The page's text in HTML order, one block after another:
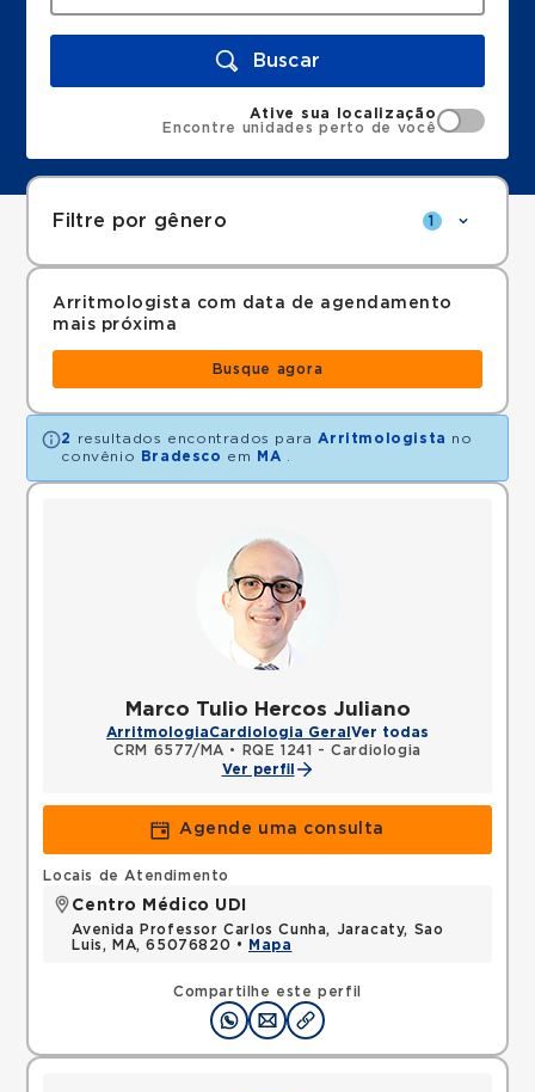
Buscar
Ative sua localização
Encontre unidades perto de você
Filtre por gênero 1
Arritmologista com data de agendamento
mais próxima
Busque agora
2 resultados encontrados para Arritmologista no
convênio
Bradesco em MA
Marco Tulio Hercos Juliano
ArritmologiaCardiologia Geral Ver todas
CRM 6577/MA •
RQE 1241 - Cardiologia
Ver perfil
Agende uma consulta
Compartilhe este perfil
Locais de Atendimento
Centro Médico UDI
Avenida Professor Carlos Cunha, Jaracaty, Sao
Luis, MA, 65076820 •
Mapa